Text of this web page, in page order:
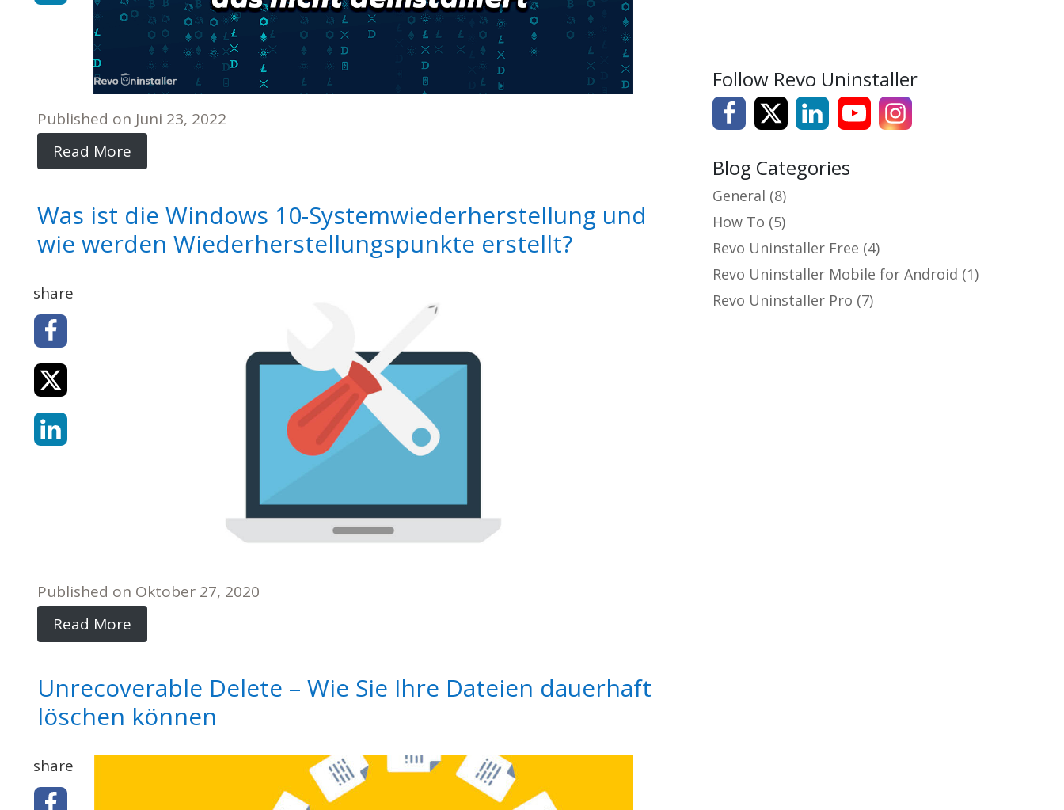
Published on Juni 23, 2022
Read More
Was ist die Windows 10-Systemwiederherstellung und
wie werden Wiederherstellungspunkte erstellt?
share
Published on Oktober 27, 2020
Read More
Unrecoverable Delete – Wie Sie Ihre Dateien dauerhaft
löschen können
share
Follow Revo Uninstaller
Blog Categories
General (8)
How To (5)
Revo Uninstaller Free (4)
Revo Uninstaller Mobile for Android (1)
Revo Uninstaller Pro (7)